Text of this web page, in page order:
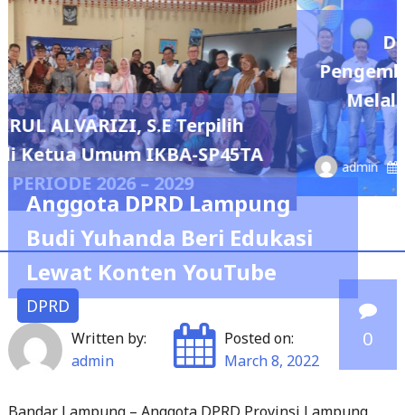
DPRD Lampung Dukung
Pengembangan Olahraga
Melalui Perwosi Padel Cup
Tournament 2026
admin May 7, 2026 0
DPRD
0
Anggota DPRD Lampung
Budi Yuhanda Beri Edukasi
Lewat Konten YouTube
Written by:
admin
Posted on:
March 8, 2022
Bandar Lampung – Anggota DPRD Provinsi Lampung